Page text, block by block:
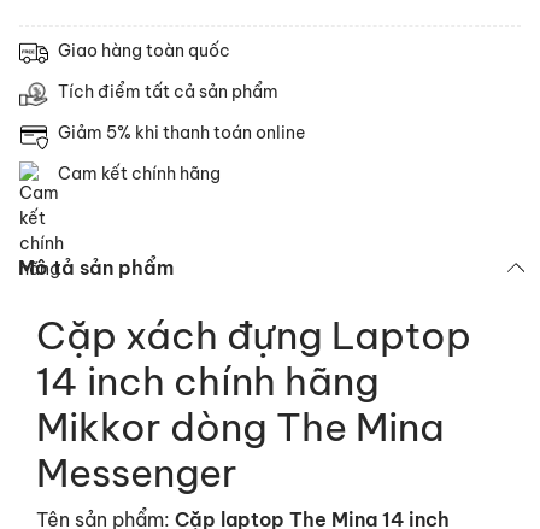
Giao hàng toàn quốc
Tích điểm tất cả sản phẩm
Giảm 5% khi thanh toán online
Cam kết chính hãng
Mô tả sản phẩm
Cặp xách đựng Laptop
14 inch chính hãng
Mikkor dòng The Mina
Messenger
Tên sản phẩm: Cặp laptop The Mina 14 inch